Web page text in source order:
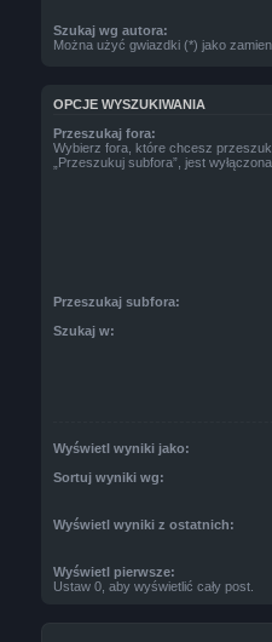
Szukaj wg autora:
Można użyć gwiazdki (*) jako
OPCJE WYSZUKIWANIA
Przeszukaj fora:
Wybierz fora, które chcesz
„Przeszukuj subfora”, jest wyłączona.
Przeszukaj subfora:
Szukaj w:
Wyświetl wyniki jako:
Sortuj wyniki wg:
Wyświetl wyniki z ostatnich:
Wyświetl pierwsze:
Ustaw 0, aby wyświetlić cały post.